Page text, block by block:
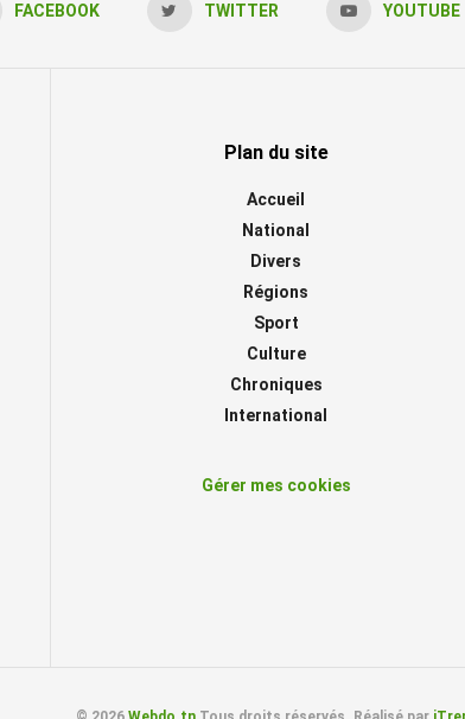
FACEBOOK TWITTER YOUTUBE
Plan du site
Accueil
National
Divers
Régions
Sport
Culture
Chroniques
International
Gérer mes cookies